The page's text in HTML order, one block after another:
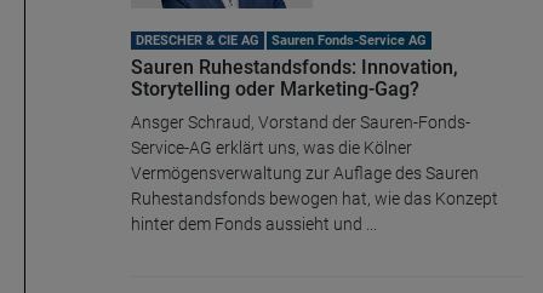
DRESCHER & CIE AG Sauren Fonds-Service AG
Sauren Ruhestandsfonds: Innovation,
Storytelling oder Marketing-Gag?
Ansger Schraud, Vorstand der Sauren-Fonds-
Service-AG erklärt uns, was die Kölner
Vermögensverwaltung zur Auflage des Sauren
Ruhestandsfonds bewogen hat, wie das Konzept
hinter dem Fonds aussieht und ...